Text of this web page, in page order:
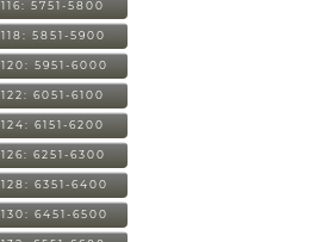
116: 5751-5800
118: 5851-5900
120: 5951-6000
122: 6051-6100
124: 6151-6200
126: 6251-6300
128: 6351-6400
130: 6451-6500